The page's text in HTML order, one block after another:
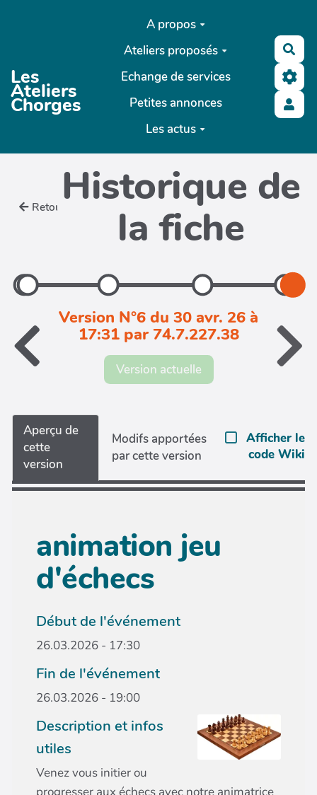
Aller au contenu principal
Les
Ateliers
Chorges
A propos
Ateliers proposés
Echange de services
Petites annonces
Les actus
Retour Historique de
la fiche
Version N°6 du 30 avr. 26 à
17:31 par 74.7.227.38
Version actuelle
Aperçu de
cette
version
Modifs apportées
par cette version
Afficher le
code Wiki
animation jeu
d'échecs
Début de l'événement
26.03.2026 - 17:30
Fin de l'événement
26.03.2026 - 19:00
Description et infos
utiles
Venez vous initier ou